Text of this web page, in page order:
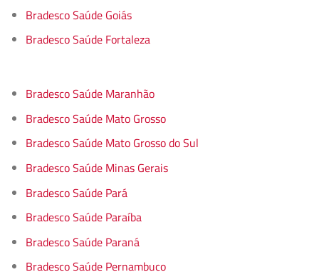
Bradesco Saúde Goiás
Bradesco Saúde Fortaleza
Bradesco Saúde Maranhão
Bradesco Saúde Mato Grosso
Bradesco Saúde Mato Grosso do Sul
Bradesco Saúde Minas Gerais
Bradesco Saúde Pará
Bradesco Saúde Paraíba
Bradesco Saúde Paraná
Bradesco Saúde Pernambuco